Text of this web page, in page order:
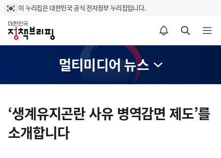
이 누리집은 대한민국 공식 전자정부 누리집입니다.
홈
알림설정 바로가기 검색 바로가기 메뉴 열기
멀티미디어 뉴스
텐
영
‘생계유지곤란 사유 병역감면 제도’를
소개합니다